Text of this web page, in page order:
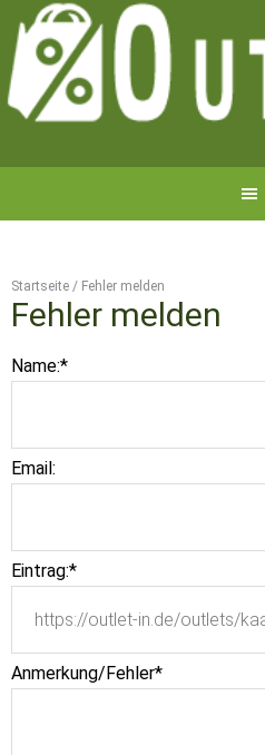
Startseite / Fehler melden
Fehler melden
Name:*
Email:
Eintrag:*
Anmerkung/Fehler*